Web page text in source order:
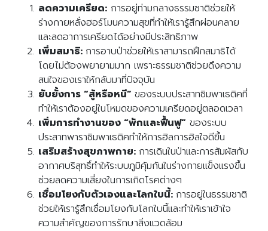
Search
for: Search
ลดความเครียด: การอยู่ท่ามกลางธรรมชาติช่วยให้
ร่างกายหลั่งฮอร์โมนความสุขที่ทำให้เรารู้สึกผ่อนคลาย
และลดอาการเครียดได้อย่างมีประสิทธิภาพ
เพิ่มสมาธิ: การอาบป่าช่วยให้เราสามารถฝึกสมาธิได้
โดยไม่ต้องพยายามมาก เพราะธรรมชาติช่วยดึงความ
สนใจของเราให้กลับมาที่ปัจจุบัน
ยับยั้งการ “สู้หรือหนี” ของระบบประสาทซิมพาเธติคที่
ทำให้เราต้องอยู่ในโหมดของความเครียดอยู่ตลอดเวลา
เพิ่มการทำงานของ “พักและฟื้นฟู” ของระบบ
ประสาทพาราซิมพาเธติคทำให้การฮิลการฮิลใจดีขึ้น
เสริมสร้างสุขภาพกาย: การเดินในป่าและการสัมผัสกับ
อากาศบริสุทธิ์ทำให้ระบบภูมิคุ้มกันในร่างกายแข็งแรงขึ้น
ช่วยลดความเสี่ยงในการเกิดโรคต่างๆ
เชื่อมโยงกับตัวเองและโลกใบนี้: การอยู่ในธรรมชาติ
ช่วยให้เรารู้สึกเชื่อมโยงกับโลกใบนี้และทำให้เราเข้าใจ
ความสำคัญของการรักษาสิ่งแวดล้อม